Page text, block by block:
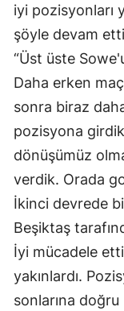
iyi pozisyonları
şöyle devam
“Üst üste
Daha erken
sonra biraz
pozisyona
dönüşümüz
verdik. Orada
İkinci devrede
Beşiktaş
İyi mücadele
yakınlardı.
sonlarına doğru